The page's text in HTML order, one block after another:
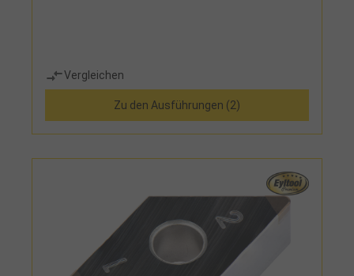
Vergleichen
Zu den Ausführungen (2)